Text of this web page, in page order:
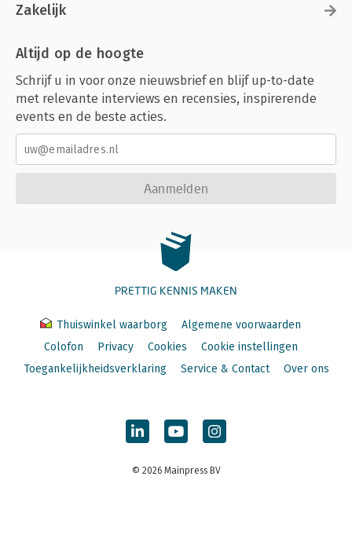
Zakelijk
Altijd op de hoogte
Schrijf u in voor onze nieuwsbrief en blijf up-to-date
met relevante interviews en recensies, inspirerende
events en de beste acties.
Aanmelden
PRETTIG KENNIS MAKEN
Thuiswinkel waarborg
Algemene voorwaarden
Colofon
Privacy Cookies
Cookie instellingen
Toegankelijkheidsverklaring
Service & Contact Over ons
© 2026 Mainpress BV